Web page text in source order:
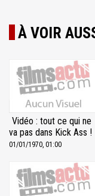
À VOIR
Vidéo : tout ce qui ne
va pas dans Kick Ass !
01/01/1970, 01:00